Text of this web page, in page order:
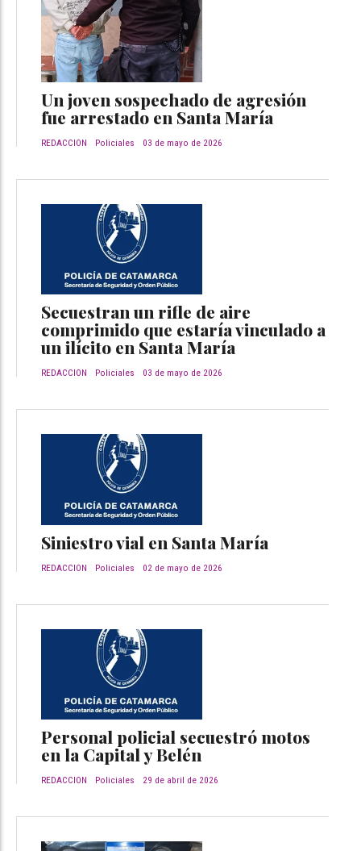
Un joven sospechado de agresión
fue arrestado en Santa María
REDACCION Policiales 03 de mayo de 2026
Secuestran un rifle de aire
comprimido que estaría vinculado a
un ilícito en Santa María
REDACCION Policiales 03 de mayo de 2026
Siniestro vial en Santa María
REDACCION Policiales 02 de mayo de 2026
Personal policial secuestró motos
en la Capital y Belén
REDACCION Policiales 29 de abril de 2026